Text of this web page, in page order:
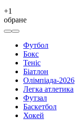
+1
обране
Футбол
Бокс
Теніс
Біатлон
Олімпіада-2026
Легка атлетика
Футзал
Баскетбол
Хокей